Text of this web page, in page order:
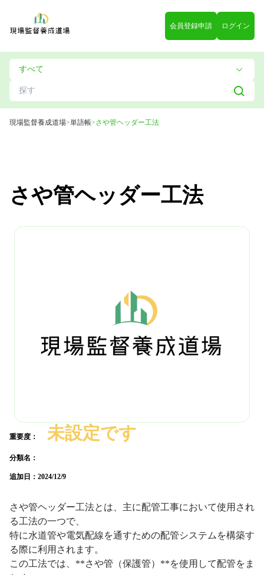
会員登録申請 ログイン
現場監督養成道場>単語帳>さや管ヘッダー工法
さや管ヘッダー工法
重要度： 未設定です
分類名：
追加日： 2024/12/9
さや管ヘッダー工法とは、主に配管工事において使用され
る工法の一つで、
特に水道管や電気配線を通すための配管システムを構築す
る際に利用されます。
この工法では、**さや管（保護管）**を使用して配管をま